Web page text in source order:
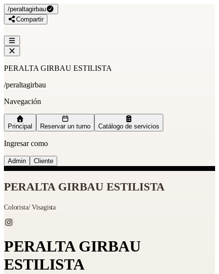
/peraltagirbau
Compartir
PERALTA GIRBAU ESTILISTA
/peraltagirbau
Navegación
Principal Reservar un turno Catálogo de servicios
Ingresar como
Admin Cliente
PERALTA GIRBAU ESTILISTA
Colorista/ Visagista
PERALTA GIRBAU
ESTILISTA